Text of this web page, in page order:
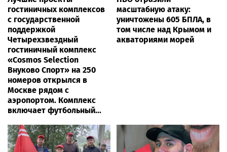
гостиничных комплексов
с государственной
поддержкой
Четырехзвездный
гостиничный комплекс
«Cosmos Selection
Внуково Спорт» на 250
номеров открылся в
Москве рядом с
аэропортом. Комплекс
включает футбольный...
масштабную атаку:
уничтожены 605 БПЛА, в
том числе над Крымом и
акваториями морей